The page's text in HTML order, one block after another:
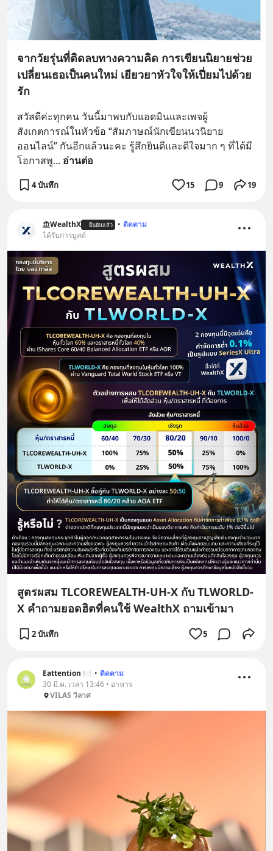
จากวัยรุ่นที่ติดลบทางความคิด การเขียนนิยายช่วย
เปลี่ยนเธอเป็นคนใหม่ เยียวยาหัวใจให้เปี่ยมไปด้วย
รัก
สวัสดีค่ะทุกคน วันนี้มาพบกับแอดมินและเพจผู้
สังเกตการณ์ในหัวข้อ “สัมภาษณ์นักเขียนนวนิยาย
ออนไลน์” กันอีกแล้วนะคะ รู้สึกยินดีและดีใจมาก ๆ ที่ได้มี
โอกาสพู... อ่านต่อ
4 บันทึก 15 9 19
WealthX ยืนยันแล้ว • ติดตาม
ได้รับการบูสต์
สูตรผสม TLCOREWEALTH-UH-X กับ TLWORLD-
X คำถามยอดฮิตที่คนใช้ WealthX ถามเข้ามา
2 บันทึก 5
Eattention 🍽 • ติดตาม
30 มี.ค. เวลา 13:46 • อาหาร
VILAS วิลาศ